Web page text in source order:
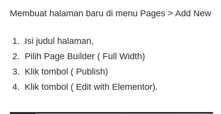
Membuat halaman baru di menu Pages > Add New
Isi judul halaman,
Pilih Page Builder ( Full Width)
Klik tombol ( Publish)
Klik tombol ( Edit with Elementor).